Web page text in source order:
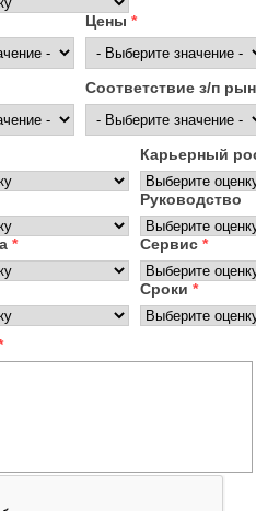
Цены *
Соответствие з/п
Карьерный
Руководство
* Сервис *
Сроки *